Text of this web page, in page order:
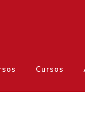
Cursos